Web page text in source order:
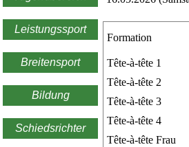
Leistungssport
Breitensport
Bildung
Schiedsrichter
Formation
Tête-à-tête 1
Tête-à-tête 2
Tête-à-tête 3
Tête-à-tête 4
Tête-à-tête Frau